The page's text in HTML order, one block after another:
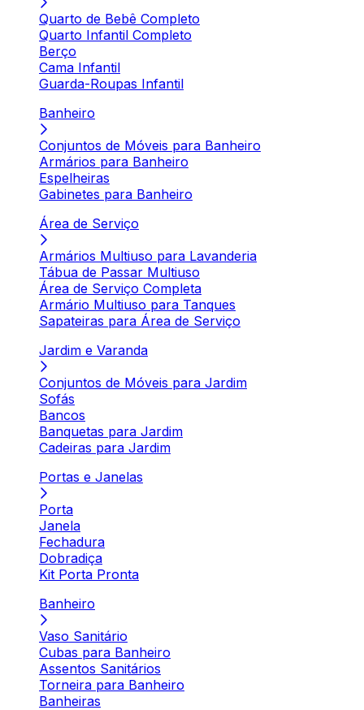
Quarto de Bebê Completo
Quarto Infantil Completo
Berço
Cama Infantil
Guarda-Roupas Infantil
Banheiro
Conjuntos de Móveis para Banheiro
Armários para Banheiro
Espelheiras
Gabinetes para Banheiro
Área de Serviço
Armários Multiuso para Lavanderia
Tábua de Passar Multiuso
Área de Serviço Completa
Armário Multiuso para Tanques
Sapateiras para Área de Serviço
Jardim e Varanda
Conjuntos de Móveis para Jardim
Sofás
Bancos
Banquetas para Jardim
Cadeiras para Jardim
Portas e Janelas
Porta
Janela
Fechadura
Dobradiça
Kit Porta Pronta
Banheiro
Vaso Sanitário
Cubas para Banheiro
Assentos Sanitários
Torneira para Banheiro
Banheiras